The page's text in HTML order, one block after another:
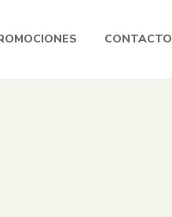
CONTACTO